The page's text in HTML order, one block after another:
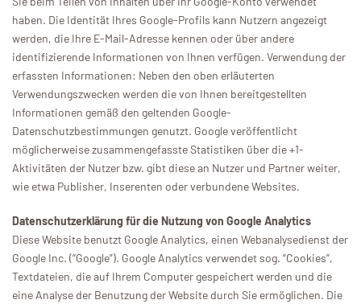
haben. Die Identität Ihres Google-Profils kann Nutzern angezeigt
werden, die Ihre E-Mail-Adresse kennen oder über andere
identifizierende Informationen von Ihnen verfügen. Verwendung der
erfassten Informationen: Neben den oben erläuterten
Verwendungszwecken werden die von Ihnen bereitgestellten
Informationen gemäß den geltenden Google-
Datenschutzbestimmungen genutzt. Google veröffentlicht
möglicherweise zusammengefasste Statistiken über die +1-
Aktivitäten der Nutzer bzw. gibt diese an Nutzer und Partner weiter,
wie etwa Publisher, Inserenten oder verbundene Websites.
Datenschutzerklärung für die Nutzung von Google Analytics
Diese Website benutzt Google Analytics, einen Webanalysedienst der
Google Inc. (“Google”). Google Analytics verwendet sog. “Cookies”,
Textdateien, die auf Ihrem Computer gespeichert werden und die
eine Analyse der Benutzung der Website durch Sie ermöglichen. Die